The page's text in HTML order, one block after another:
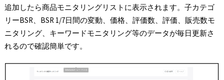
追加したら商品モニタリングリストに表示されます。子カテゴ
リーBSR、BSR 1/7日間の変動、価格、評価数、評価、販売数モ
ニタリング、キーワードモニタリング等のデータが毎日更新さ
れるので確認簡単です。